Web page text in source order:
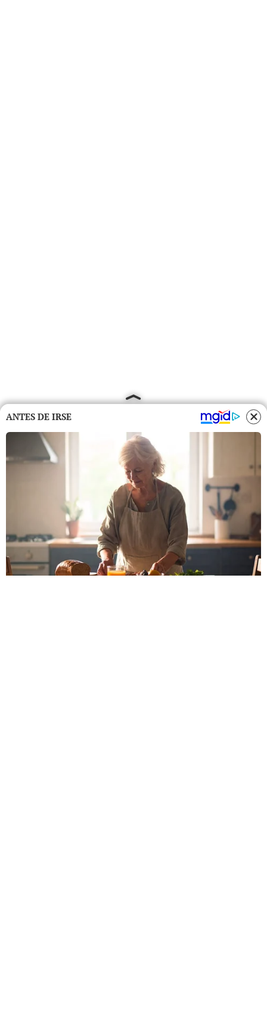
ANTES DE IRSE